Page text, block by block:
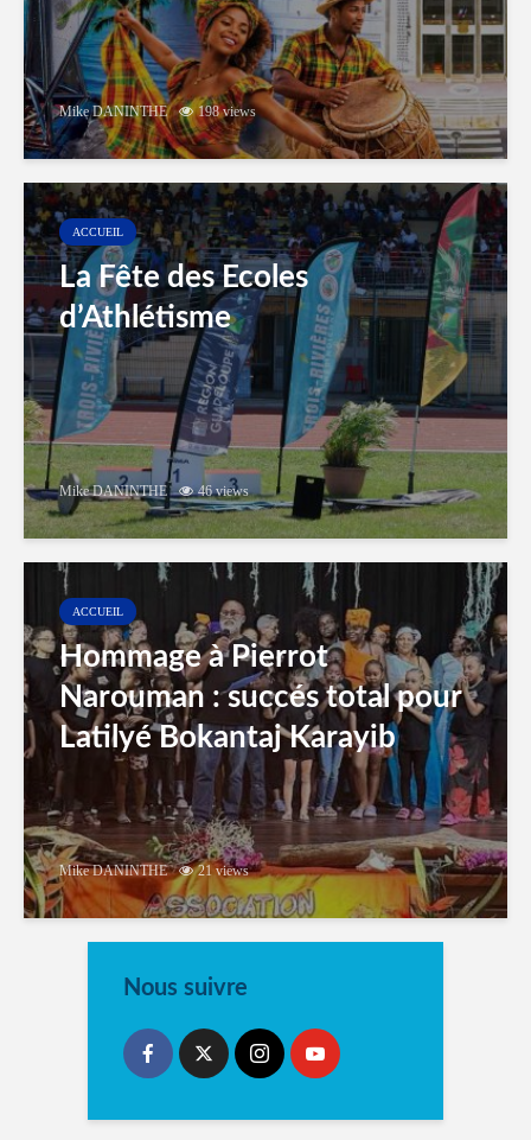
Mike DANINTHE 198 views
ACCUEIL
La Fête des Ecoles
d’Athlétisme
Mike DANINTHE 46 views
ACCUEIL
Hommage à Pierrot
Narouman : succés total pour
Latilyé Bokantaj Karayib
Mike DANINTHE 21 views
Nous suivre